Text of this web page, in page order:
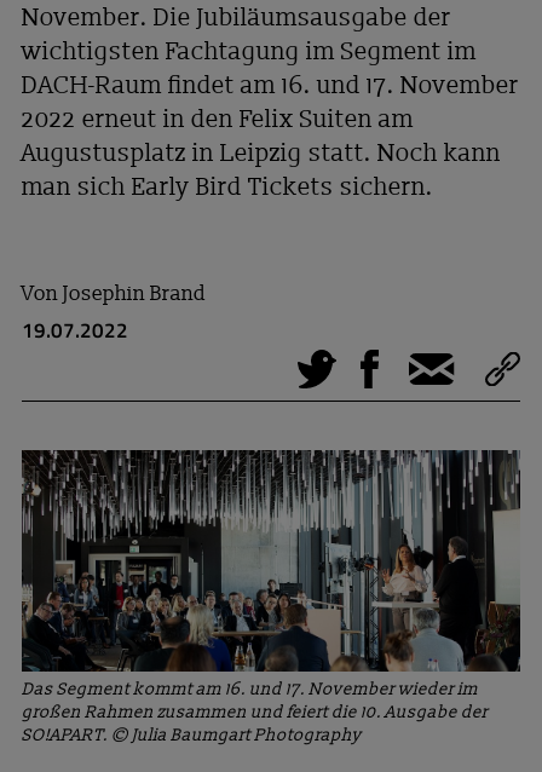
November. Die Jubiläumsausgabe der
wichtigsten Fachtagung im Segment im
DACH-Raum findet am 16. und 17. November
2022 erneut in den Felix Suiten am
Augustusplatz in Leipzig statt. Noch kann
man sich Early Bird Tickets sichern.
VonJosephin Brand
19.07.2022
Tweet Facebook
E-Mail
Das Segment kommt am 16. und 17. November wieder im
großen Rahmen zusammen und feiert die 10. Ausgabe der
SO!APART. © Julia Baumgart Photography